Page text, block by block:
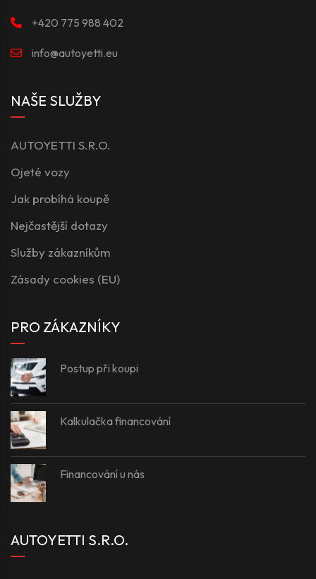
+420 775 988 402
info@autoyetti.eu
NAŠE SLUŽBY
AUTOYETTI S.R.O.
Ojeté vozy
Jak probíhá koupě
Nejčastější dotazy
Služby zákazníkům
Zásady cookies (EU)
PRO ZÁKAZNÍKY
Postup při koupi
Kalkulačka financování
Financování u nás
AUTOYETTI S.R.O.